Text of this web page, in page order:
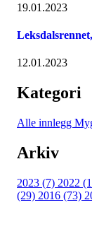
19.01.2023
12.01.2023
Kategori
Alle innlegg
Arkiv
2023 (7) 2022
(29) 2016 (73)